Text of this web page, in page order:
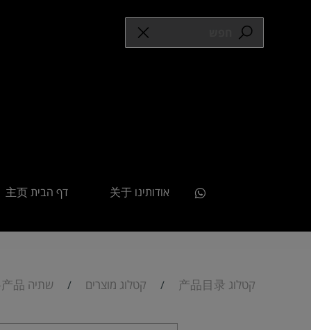
אודותינו 关于 דף הבית 主页
קטלוג 产品目录 / קטלוג מוצרים / שתיה 饮料产品